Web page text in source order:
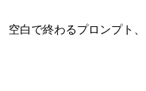
白で終わるプロンプト